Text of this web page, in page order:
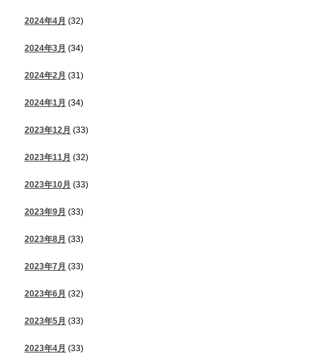
2024年4月 (32)
2024年3月 (34)
2024年2月 (31)
2024年1月 (34)
2023年12月 (33)
2023年11月 (32)
2023年10月 (33)
2023年9月 (33)
2023年8月 (33)
2023年7月 (33)
2023年6月 (32)
2023年5月 (33)
2023年4月 (33)